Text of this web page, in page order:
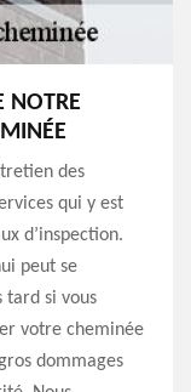
NOTRE
des
qui y est
d’inspection.
peut se
tard si vous
votre cheminée
dommages